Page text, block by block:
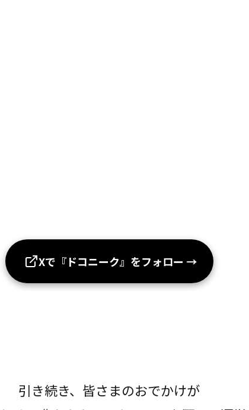
Xで『ドコニーク』をフォロー →
引き続き、皆さまのおでかけが